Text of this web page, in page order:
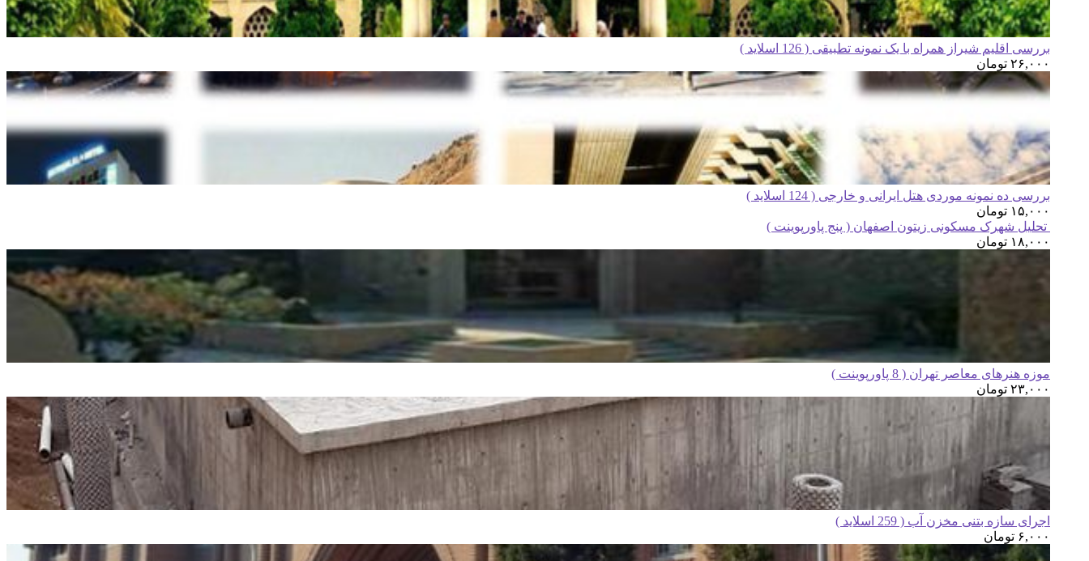
بررسی اقلیم شیراز همراه با یک نمونه تطبیقی ( 126 اسلاید )
۲۶,۰۰۰ تومان
بررسی ده نمونه موردی هتل ایرانی و خارجی ( 124 اسلاید )
۱۵,۰۰۰ تومان
تحلیل شهرک مسکونی زیتون اصفهان ( پنج پاورپوینت )
۱۸,۰۰۰ تومان
موزه هنرهای معاصر تهران ( 8 پاورپوینت )
۲۳,۰۰۰ تومان
اجرای سازه بتنی مخزن آب ( 259 اسلاید )
۶,۰۰۰ تومان